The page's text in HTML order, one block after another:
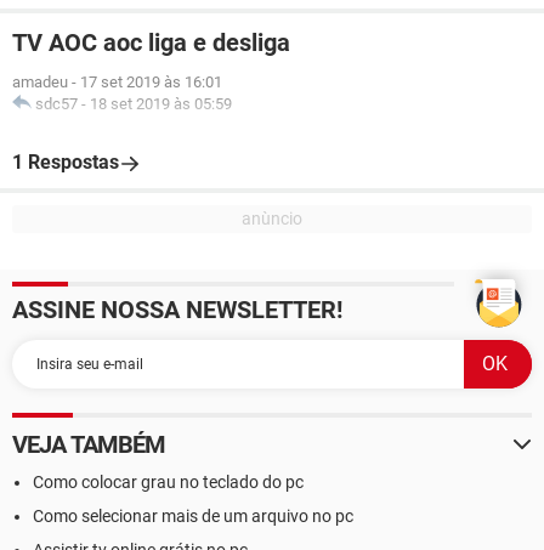
TV AOC aoc liga e desliga
amadeu - 17 set 2019 às 16:01
sdc57 - 18 set 2019 às 05:59
1 Respostas
ASSINE NOSSA NEWSLETTER!
VEJA TAMBÉM
Como colocar grau no teclado do pc
Como selecionar mais de um arquivo no pc